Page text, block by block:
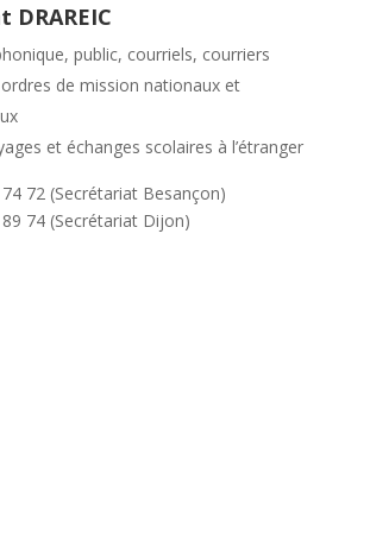
DRAREIC
public, courriels, courriers
de mission nationaux et
et échanges scolaires à l’étranger
72 (Secrétariat Besançon)
74 (Secrétariat Dijon)